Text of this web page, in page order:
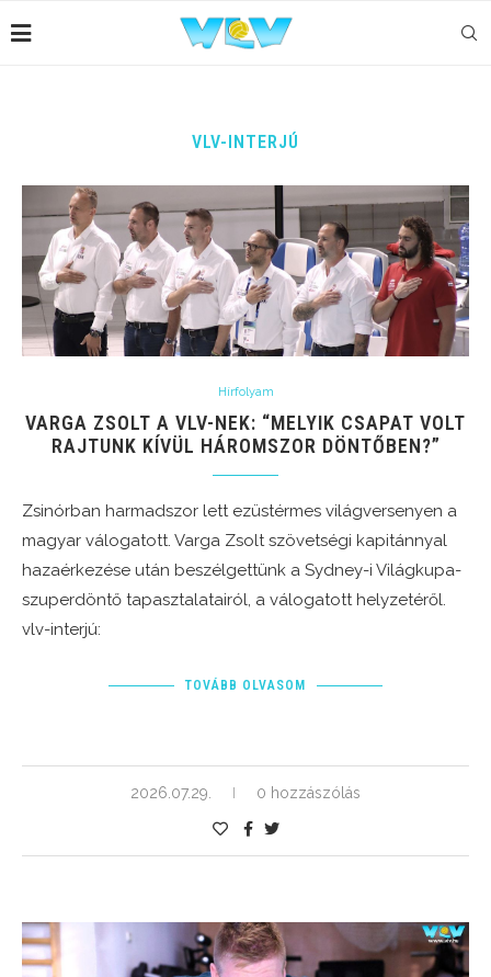
VLV-INTERJÚ
Hírfolyam
VARGA ZSOLT A VLV-NEK: “MELYIK CSAPAT VOLT
RAJTUNK KÍVÜL HÁROMSZOR DÖNTŐBEN?”
Zsinórban harmadszor lett ezüstérmes világversenyen a
magyar válogatott. Varga Zsolt szövetségi kapitánnyal
hazaérkezése után beszélgettünk a Sydney-i Világkupa-
szuperdöntő tapasztalatairól, a válogatott helyzetéről.
vlv-interjú:
TOVÁBB OLVASOM
2026.07.29. 0 hozzászólás